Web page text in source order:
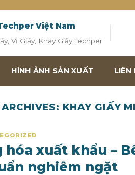
Việt Nam
Vỉ Giấy, Khay Giấy Techper
HÌNH ẢNH SẢN XUẤT LIÊN
KHAY GIẤY
xuất khẩu –
nghiêm ngặt